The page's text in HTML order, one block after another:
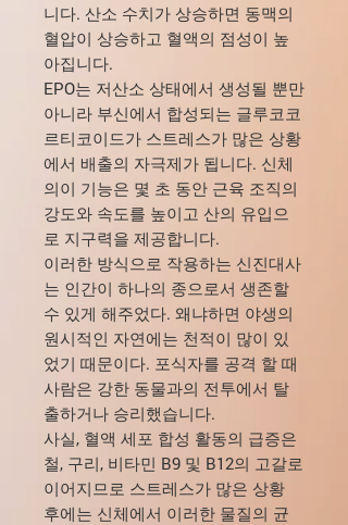
니다. 산소 수치가 상승하면 동맥의
혈압이 상승하고 혈액의 점성이 높
아집니다.
EPO는 저산소 상태에서 생성될 뿐만
아니라 부신에서 합성되는 글루코코
르티코이드가 스트레스가 많은 상황
에서 배출의 자극제가 됩니다. 신체
의이 기능은 몇 초 동안 근육 조직의
강도와 속도를 높이고 산의 유입으
로 지구력을 제공합니다.
이러한 방식으로 작용하는 신진대사
는 인간이 하나의 종으로서 생존할
수 있게 해주었다. 왜냐하면 야생의
원시적인 자연에는 천적이 많이 있
었기 때문이다. 포식자를 공격 할 때
사람은 강한 동물과의 전투에서 탈
출하거나 승리했습니다.
사실, 혈액 세포 합성 활동의 급증은
철, 구리, 비타민 B9 및 B12의 고갈로
이어지므로 스트레스가 많은 상황
후에는 신체에서 이러한 물질의 균